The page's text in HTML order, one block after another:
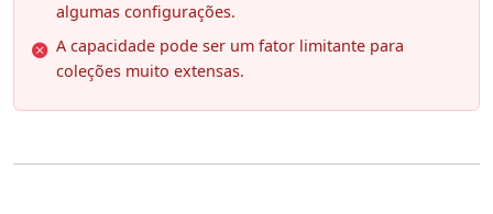
algumas configurações.
A capacidade pode ser um fator limitante para
coleções muito extensas.